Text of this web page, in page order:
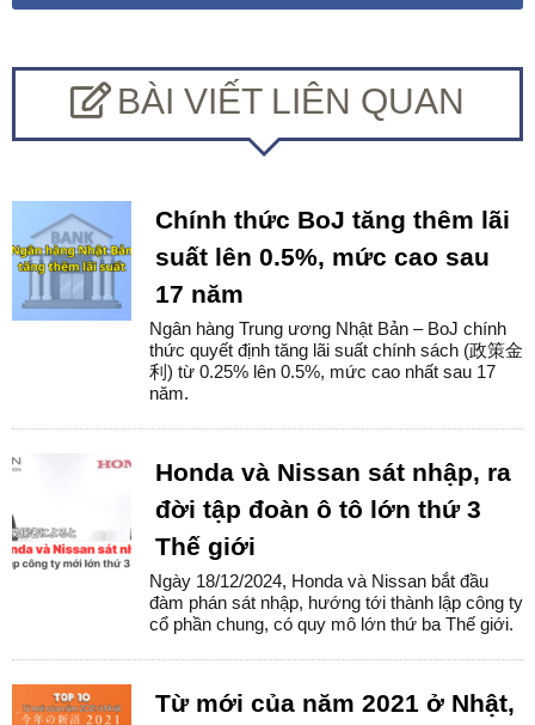
BÀI VIẾT LIÊN QUAN
Chính thức BoJ tăng thêm lãi
suất lên 0.5%, mức cao sau
17 năm
Ngân hàng Trung ương Nhật Bản – BoJ chính
thức quyết định tăng lãi suất chính sách (政策金
利) từ 0.25% lên 0.5%, mức cao nhất sau 17
năm.
Honda và Nissan sát nhập, ra
đời tập đoàn ô tô lớn thứ 3
Thế giới
Ngày 18/12/2024, Honda và Nissan bắt đầu
đàm phán sát nhập, hướng tới thành lập công ty
cổ phần chung, có quy mô lớn thứ ba Thế giới.
Từ mới của năm 2021 ở Nhật,